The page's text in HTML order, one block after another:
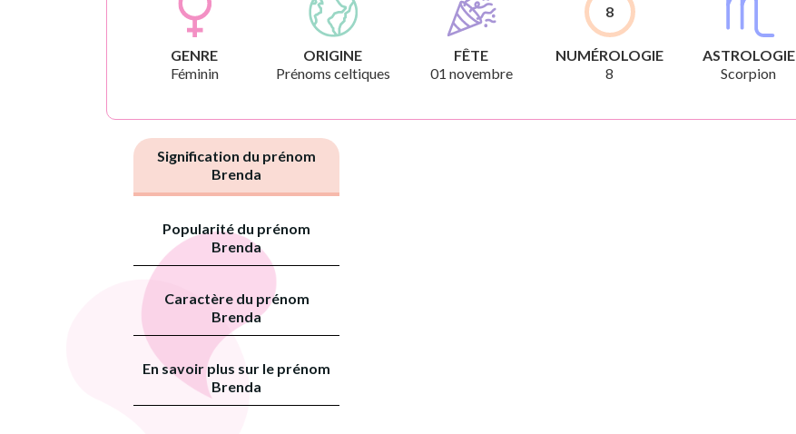
GENRE
Féminin
ORIGINE
Prénoms celtiques
FÊTE
01 novembre
8
NUMÉROLOGIE
8
ASTROLOGIE
Scorpion
Signification du prénom
Brenda
Popularité du prénom
Brenda
Caractère du prénom
Brenda
En savoir plus sur le prénom
Brenda